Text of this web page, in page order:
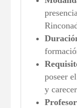
poseer
y